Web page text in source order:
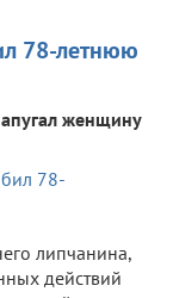
78-летнюю
женщину
липчанина,
действий